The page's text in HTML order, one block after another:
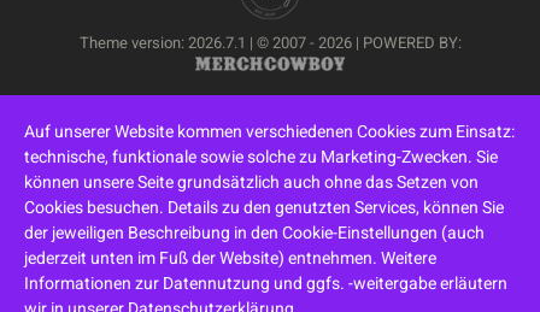
Theme version: 2026.7.1 | © 2007 - 2026 | POWERED BY:
Auf unserer Website kommen verschiedenen Cookies zum Einsatz:
technische, funktionale sowie solche zu Marketing-Zwecken. Sie
können unsere Seite grundsätzlich auch ohne das Setzen von
Cookies besuchen. Details zu den genutzten Services, können Sie
der jeweiligen Beschreibung in den Cookie-Einstellungen (auch
jederzeit unten im Fuß der Website) entnehmen. Weitere
Informationen zur Datennutzung und ggfs. -weitergabe erläutern